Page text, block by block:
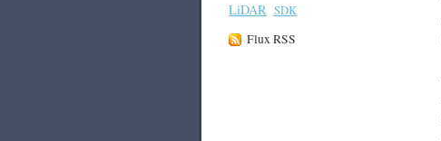
LiDAR SDK
Flux RSS